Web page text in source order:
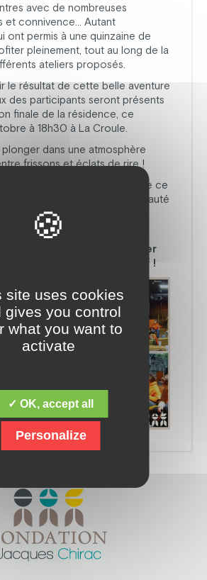
avec de nombreuses
et connivence… Autant
ont permis à une quinzaine de
pleinement, tout au long de la
ateliers proposés.
le résultat de cette belle aventure
des participants seront présents
finale de la résidence, ce
à 18h30 à La Croule.
dans une atmosphère
frissons et éclats de rire !
l’ensemble des partenaires de ce
Haute-Corrèze Communauté
Haute-Corrèze
soir à 18h30 pour partager
magique et collectif !
site uses cookies
gives you control
what you want to
activate
✓ OK, accept all
Personalize